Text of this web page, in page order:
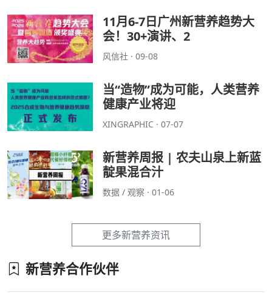
11月6-7日广州新营养趋势大
会！30+演讲、2
风信社 · 09-08
当“造物”成为可能，人类营养
健康产业将迎
XINGRAPHIC · 07-07
新营养周报 | 农夫山泉上新蓝
靛果混合汁
数据 / 观察 · 01-06
更多新营养资讯
新营养合作伙伴